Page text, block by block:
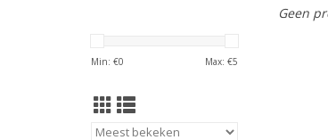
Min: €0 Max: €5
Geen